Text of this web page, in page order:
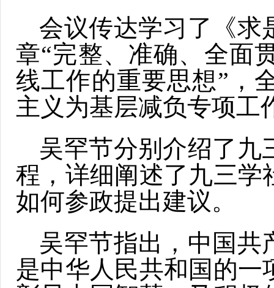
会议传达学习了《求
章“完整、准确、全面
线工作的重要思想”，
主义为基层减负专项工
吴罕节分别介绍了九
程，详细阐述了九三学
如何参政提出建议。
吴罕节指出，中国共
是中华人民共和国的